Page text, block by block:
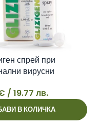
спрей при
вирусни
/ 19.77 лв.
В КОЛИЧКА